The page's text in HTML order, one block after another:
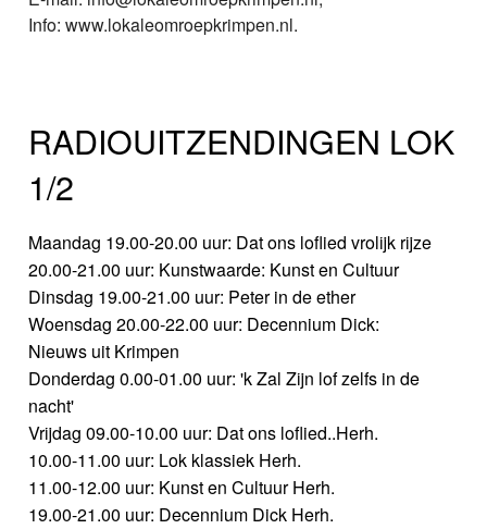
Info: www.lokaleomroepkrimpen.nl.
RADIOUITZENDINGEN LOK
1/2
Maandag 19.00-20.00 uur: Dat ons loflied vrolijk rijze
20.00-21.00 uur: Kunstwaarde: Kunst en Cultuur
Dinsdag 19.00-21.00 uur: Peter in de ether
Woensdag 20.00-22.00 uur: Decennium Dick:
Nieuws uit Krimpen
Donderdag 0.00-01.00 uur: 'k Zal Zijn lof zelfs in de
nacht'
Vrijdag 09.00-10.00 uur: Dat ons loflied..Herh.
10.00-11.00 uur: Lok klassiek Herh.
11.00-12.00 uur: Kunst en Cultuur Herh.
19.00-21.00 uur: Decennium Dick Herh.